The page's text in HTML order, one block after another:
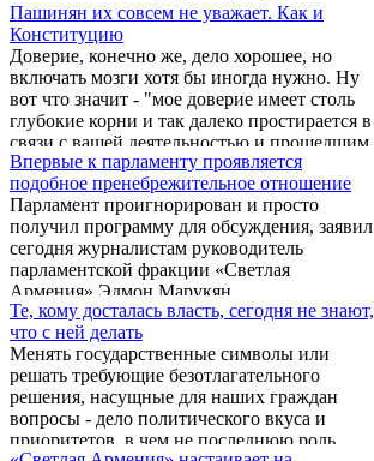
Пашинян их совсем не уважает. Как и
Конституцию
Доверие, конечно же, дело хорошее, но
включать мозги хотя бы иногда нужно. Ну
вот что значит - "мое доверие имеет столь
глубокие корни и так далеко простирается в
связи с вашей деятельностью и прошедшим
путем, что, даже если бы в представленной
вами программе было написано "все будет
очень-очень хорошо", я бы доверилась вам и
проголосовала за"? Это заявление
избранника народа, депутата парламентской
республики или признание воспитанника,
вернее, воспитанницы младшей группы
детского сада?
Впервые к парламенту проявляется
подобное пренебрежительное отношение
Парламент проигнорирован и просто
получил программу для обсуждения, заявил
сегодня журналистам руководитель
парламентской фракции «Светлая
Армения» Эдмон Марукян.
Те, кому досталась власть, сегодня не знают,
что с ней делать
Менять государственные символы или
решать требующие безотлагательного
решения, насущные для наших граждан
вопросы - дело политического вкуса и
приоритетов, в чем не последнюю роль